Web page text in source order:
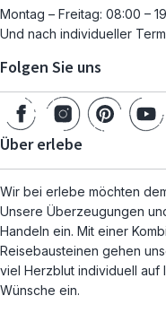
Montag – Freitag: 08:00 –
Und nach individueller
Folgen Sie uns
Über erlebe
Wir bei erlebe möchten
Unsere Überzeugungen
Handeln ein. Mit einer
Reisebausteinen gehen
viel Herzblut individuell auf
Wünsche ein.